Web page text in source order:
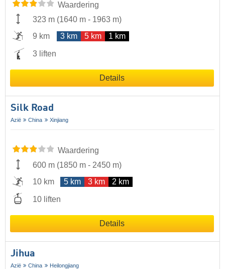
Waardering
323 m (1640 m - 1963 m)
9 km
3 km 5 km 1 km
3 liften
Details
Silk Road
Azië China Xinjiang
Waardering
600 m (1850 m - 2450 m)
10 km
5 km 3 km 2 km
10 liften
Details
Jihua
Azië China Heilongjiang